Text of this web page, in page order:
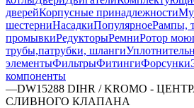
дверейКорпусные принадлежности
шестерниНасадкиПопулярноеРампы,
промывкиРедукторыРемниРотор
трубы,патрубки, шланги
элементыФильтрыФитингиФорсунки
компоненты
—DW15288 DIHR / KROMO -
СЛИВНОГО КЛАПАНА